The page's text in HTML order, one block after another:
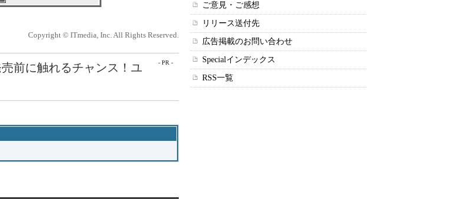
Copyright © ITmedia, Inc. All Rights Reserved.
- PR -
前に触れるチャンス！ユ
ご意見・ご感想
リリース送付先
広告掲載のお問い合わせ
Specialインデックス
RSS一覧